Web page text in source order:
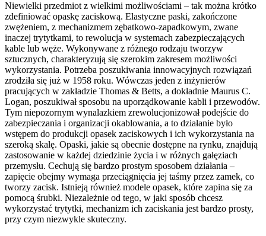
Niewielki przedmiot z wielkimi możliwościami – tak można krótko
zdefiniować opaskę zaciskową. Elastyczne paski, zakończone
zwężeniem, z mechanizmem zębatkowo-zapadkowym, zwane
inaczej trytytkami, to rewolucja w systemach zabezpieczających
kable lub węże. Wykonywane z różnego rodzaju tworzyw
sztucznych, charakteryzują się szerokim zakresem możliwości
wykorzystania. Potrzeba poszukiwania innowacyjnych rozwiązań
zrodziła się już w 1958 roku. Wówczas jeden z inżynierów
pracujących w zakładzie Thomas & Betts, a dokładnie Maurus C.
Logan, poszukiwał sposobu na uporządkowanie kabli i przewodów.
Tym niepozornym wynalazkiem zrewolucjonizował podejście do
zabezpieczania i organizacji okablowania, a to działanie było
wstępem do produkcji opasek zaciskowych i ich wykorzystania na
szeroką skalę. Opaski, jakie są obecnie dostępne na rynku, znajdują
zastosowanie w każdej dziedzinie życia i w różnych gałęziach
przemysłu. Cechują się bardzo prostym sposobem działania –
zapięcie obejmy wymaga przeciągnięcia jej taśmy przez zamek, co
tworzy zacisk. Istnieją również modele opasek, które zapina się za
pomocą śrubki. Niezależnie od tego, w jaki sposób chcesz
wykorzystać trytytki, mechanizm ich zaciskania jest bardzo prosty,
przy czym niezwykle skuteczny.